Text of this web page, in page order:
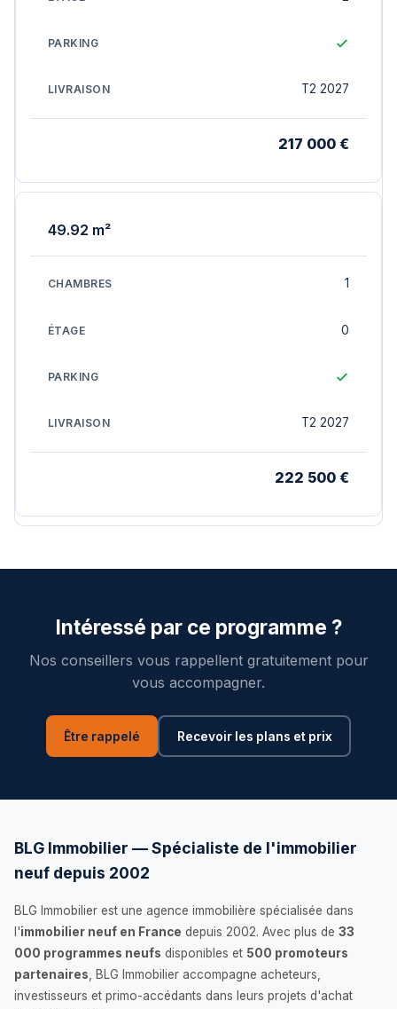
T2 2027
217 000 €
49.92 m²
1
0
T2 2027
222 500 €
Intéressé par ce programme ?
Nos conseillers vous rappellent gratuitement pour
vous accompagner.
Être rappelé Recevoir les plans et prix
BLG Immobilier — Spécialiste de l'immobilier
neuf depuis 2002
BLG Immobilier est une agence immobilière spécialisée dans
l'immobilier neuf en France depuis 2002. Avec plus de 33
000 programmes neufs disponibles et 500 promoteurs
partenaires , BLG Immobilier accompagne acheteurs,
investisseurs et primo-accédants dans leurs projets d'achat